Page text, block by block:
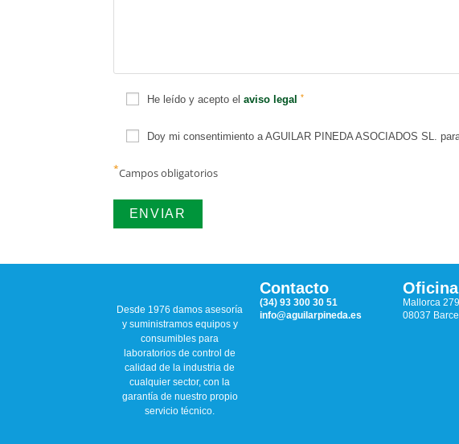
He leído y acepto el aviso legal *
Doy mi consentimiento a AGUILAR PINEDA ASOCIADOS SL.
*Campos obligatorios
Desde 1976 damos asesoría
y suministramos equipos y
consumibles para
laboratorios de control de
calidad de la industria de
cualquier sector, con la
garantía de nuestro propio
servicio técnico.
Contacto
(34) 93 300 30 51
info@aguilarpineda.es
Mallorca
08037